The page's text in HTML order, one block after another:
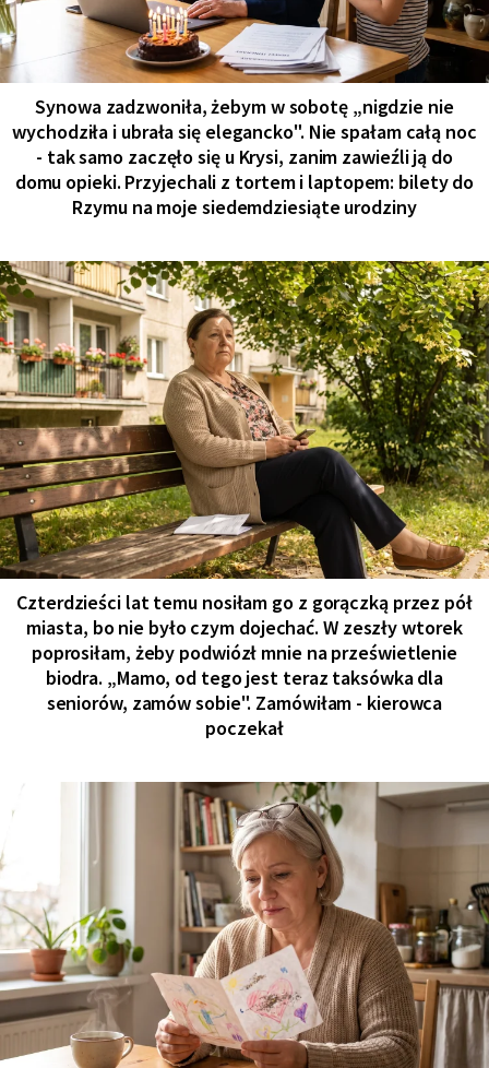
Synowa zadzwoniła, żebym w sobotę „nigdzie nie
wychodziła i ubrała się elegancko". Nie spałam całą noc
- tak samo zaczęło się u Krysi, zanim zawieźli ją do
domu opieki. Przyjechali z tortem i laptopem: bilety do
Rzymu na moje siedemdziesiąte urodziny
Czterdzieści lat temu nosiłam go z gorączką przez pół
miasta, bo nie było czym dojechać. W zeszły wtorek
poprosiłam, żeby podwiózł mnie na prześwietlenie
biodra. „Mamo, od tego jest teraz taksówka dla
seniorów, zamów sobie". Zamówiłam - kierowca
poczekał